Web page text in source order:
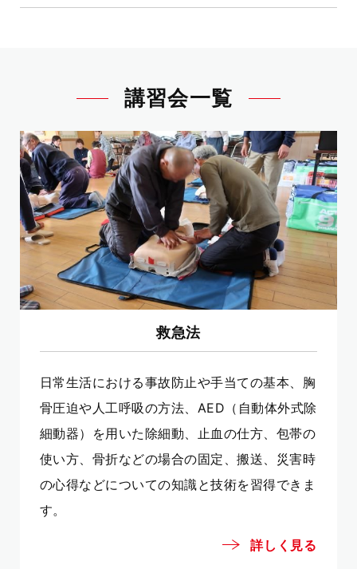
講習会一覧
救急法
日常生活における事故防止や手当ての基本、胸
骨圧迫や人工呼吸の方法、AED（自動体外式除
細動器）を用いた除細動、止血の仕方、包帯の
使い方、骨折などの場合の固定、搬送、災害時
の心得などについての知識と技術を習得できま
す。
詳しく見る